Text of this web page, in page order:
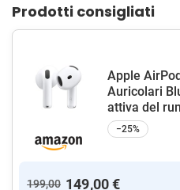
Prodotti consigliati
Apple
Auricolari
attiva del
−25%
199,00 149,00 €